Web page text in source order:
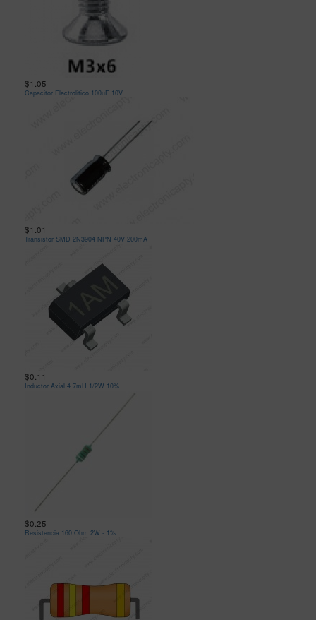
$1.05
Capacitor Electrolitico 100uF 10V
$1.01
Transistor SMD 2N3904 NPN 40V 200mA
$0.11
Inductor Axial 4.7mH 1/2W 10%
$0.25
Resistencia 160 Ohm 2W - 1%